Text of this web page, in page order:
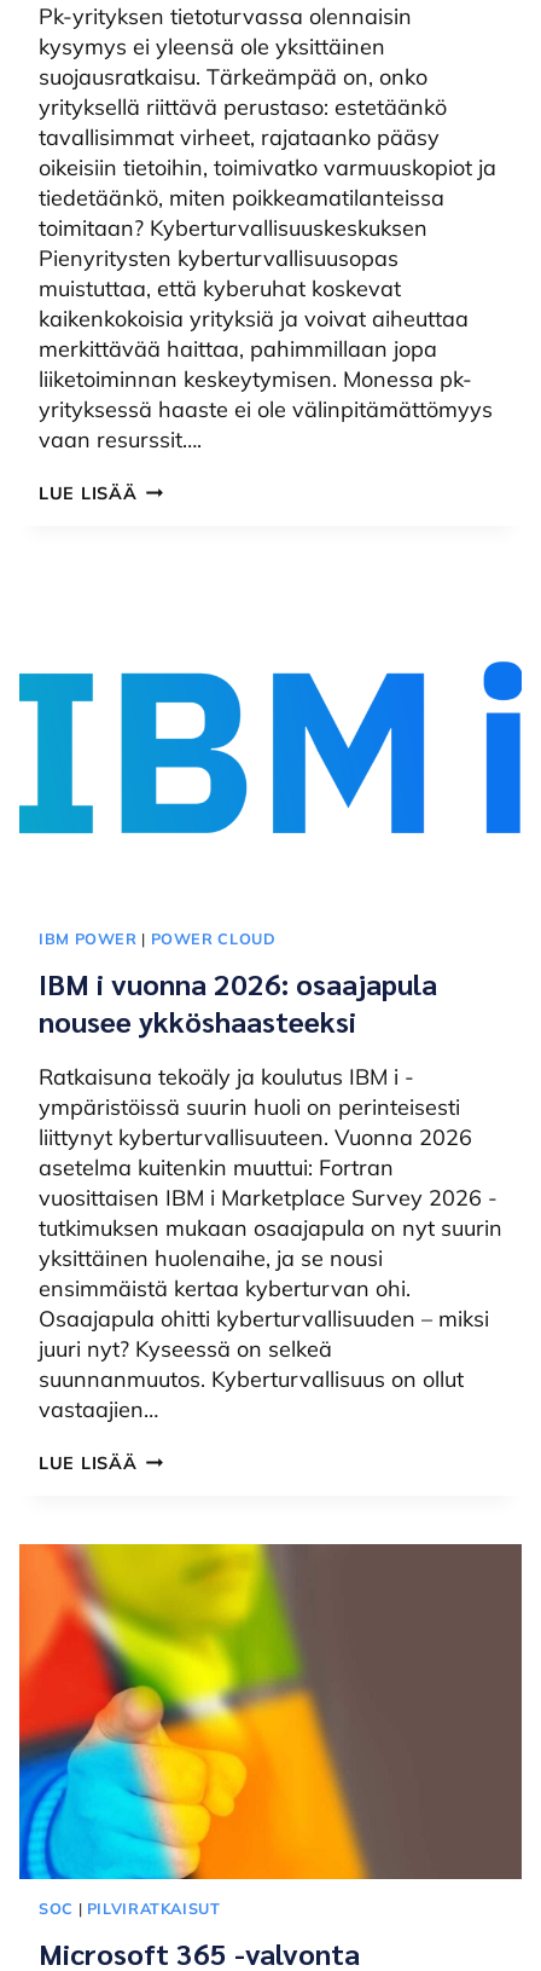
Pk-yrityksen tietoturvassa olennaisin
kysymys ei yleensä ole yksittäinen
suojausratkaisu. Tärkeämpää on, onko
yrityksellä riittävä perustaso: estetäänkö
tavallisimmat virheet, rajataanko pääsy
oikeisiin tietoihin, toimivatko varmuuskopiot ja
tiedetäänkö, miten poikkeamatilanteissa
toimitaan? Kyberturvallisuuskeskuksen
Pienyritysten kyberturvallisuusopas
muistuttaa, että kyberuhat koskevat
kaikenkokoisia yrityksiä ja voivat aiheuttaa
merkittävää haittaa, pahimmillaan jopa
liiketoiminnan keskeytymisen. Monessa pk-
yrityksessä haaste ei ole välinpitämättömyys
vaan resurssit….
LUE LISÄÄ PK-
IBM POWER | POWER CLOUD
IBM i vuonna 2026: osaajapula
nousee ykköshaasteeksi
Ratkaisuna tekoäly ja koulutus IBM i -
ympäristöissä suurin huoli on perinteisesti
liittynyt kyberturvallisuuteen. Vuonna 2026
asetelma kuitenkin muuttui: Fortran
vuosittaisen IBM i Marketplace Survey 2026 -
tutkimuksen mukaan osaajapula on nyt suurin
yksittäinen huolenaihe, ja se nousi
ensimmäistä kertaa kyberturvan ohi.
Osaajapula ohitti kyberturvallisuuden – miksi
juuri nyt? Kyseessä on selkeä
suunnanmuutos. Kyberturvallisuus on ollut
vastaajien…
LUE LISÄÄ IBM
OSAAJAPULA
NOUSEE
YKKÖSHAASTEEKSI
SOC | PILVIRATKAISUT
Microsoft 365 -valvonta